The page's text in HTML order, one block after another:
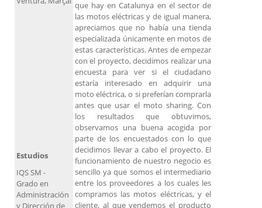
que hay en Catalunya en el sector de
las motos eléctricas y de igual manera,
apreciamos que no había una tienda
especializada únicamente en motos de
estas características. Antes de empezar
con el proyecto, decidimos realizar una
encuesta para ver si el ciudadano
estaría interesado en adquirir una
moto eléctrica, o si preferían comprarla
antes que usar el moto sharing. Con
los resultados que obtuvimos,
observamos una buena acogida por
parte de los encuestados con lo que
decidimos llevar a cabo el proyecto. El
funcionamiento de nuestro negocio es
sencillo ya que somos el intermediario
entre los proveedores a los cuales les
compramos las motos eléctricas, y el
cliente, al que vendemos el producto
Estudios
IQS SM -
Grado en
Administración
y Dirección de